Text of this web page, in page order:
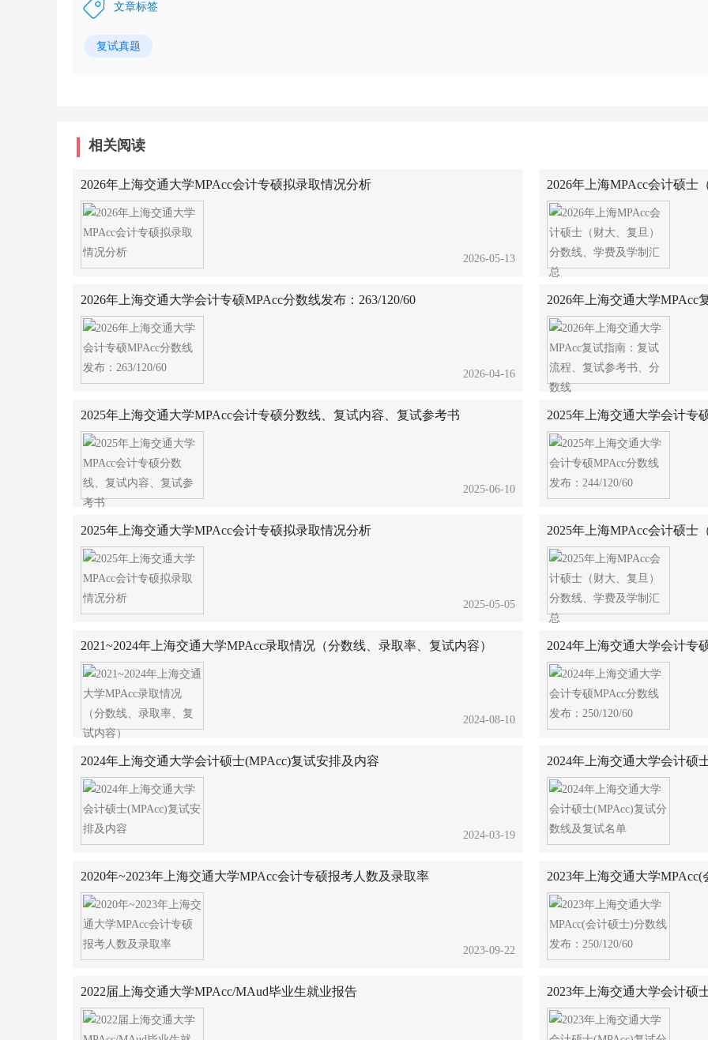
文章标签
复试真题
相关阅读
2026年上海交通大学MPAcc会计专硕拟录取情况分析
2026-05-13
2026年上海MPAcc会计硕士
2026年上海交通大学会计专硕MPAcc分数线发布：263/120/60
2026-04-16
2026年上海交通大学MPAcc
2025年上海交通大学MPAcc会计专硕分数线、复试内容、复试参考书
2025-06-10
2025年上海交通大学会计专
2025年上海交通大学MPAcc会计专硕拟录取情况分析
2025-05-05
2025年上海MPAcc会计硕士
2021~2024年上海交通大学MPAcc录取情况（分数线、录取率、复试内容）
2024-08-10
2024年上海交通大学会计专
2024年上海交通大学会计硕士(MPAcc)复试安排及内容
2024-03-19
2024年上海交通大学会计硕
2020年~2023年上海交通大学MPAcc会计专硕报考人数及录取率
2023-09-22
2023年上海交通大学
2022届上海交通大学MPAcc/MAud毕业生就业报告 2023年上海交通大学会计硕